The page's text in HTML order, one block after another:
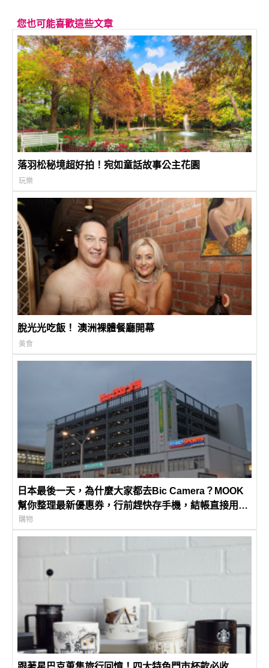
您也可能喜歡這些文章
落羽松秘境超好拍！宛如童話故事公主花園
玩樂
脫光光吃飯！ 澳洲裸體餐廳開幕
美食
日本最後一天，為什麼大家都去Bic Camera？MOOK
幫你整理最新優惠券，行前趕快存手機，結帳直接用，
最高省10%
購物